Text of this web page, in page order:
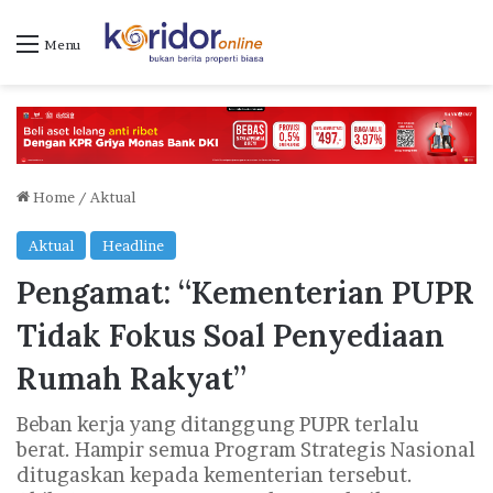
Menu
Home / Aktual
Aktual Headline
Pengamat: “Kementerian PUPR
Tidak Fokus Soal Penyediaan
Rumah Rakyat”
Beban kerja yang ditanggung PUPR terlalu
berat. Hampir semua Program Strategis Nasional
ditugaskan kepada kementerian tersebut.